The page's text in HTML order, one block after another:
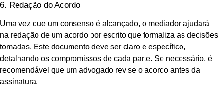
6. Redação do Acordo
Uma vez que um consenso é alcançado, o mediador ajudará
na redação de um acordo por escrito que formaliza as decisões
tomadas. Este documento deve ser claro e específico,
detalhando os compromissos de cada parte. Se necessário, é
recomendável que um advogado revise o acordo antes da
assinatura.